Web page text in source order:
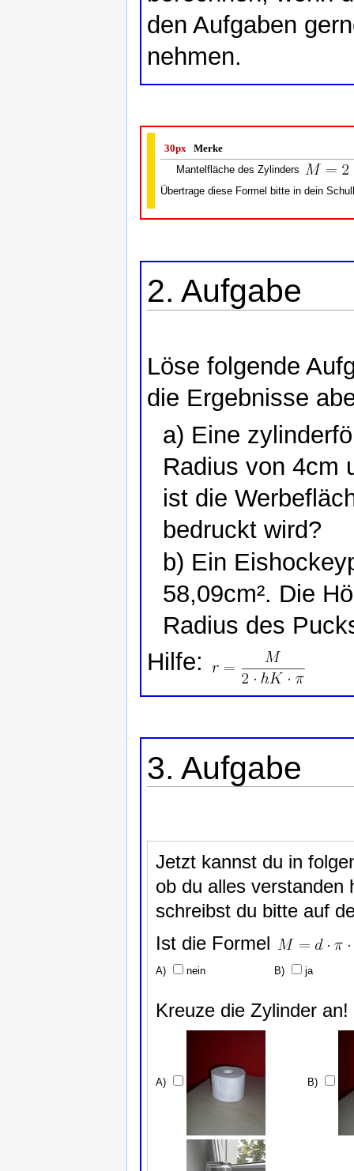
den Aufgaben
nehmen.
30px Merke
Mantelfläche des Zylinders
Übertrage diese Formel bitte in dein
2. Aufgabe
Löse folgende
die Ergebnisse
a) Eine
Radius von 4cm
ist die
bedruckt wird?
b) Ein
58,09cm². Die
Radius des
Hilfe:
3. Aufgabe
Jetzt kannst du in
ob du alles verstanden
schreibst du bitte auf
Ist die Formel
nein ja
Kreuze die Zylinder an!